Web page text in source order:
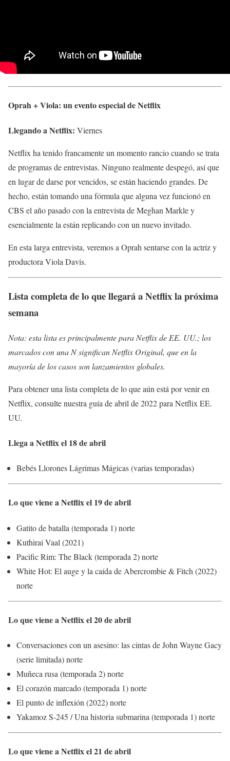
Oprah + Viola: un evento especial de Netflix
Llegando a Netflix: Viernes
Netflix ha tenido francamente un momento rancio cuando se trata
de programas de entrevistas. Ninguno realmente despegó, así que
en lugar de darse por vencidos, se están haciendo grandes. De
hecho, están tomando una fórmula que alguna vez funcionó en
CBS el año pasado con la entrevista de Meghan Markle y
esencialmente la están replicando con un nuevo invitado.
En esta larga entrevista, veremos a Oprah sentarse con la actriz y
productora Viola Davis.
Lista completa de lo que llegará a Netflix la próxima
semana
Nota: esta lista es principalmente para Netflix de EE. UU.; los
marcados con una N significan Netflix Original, que en la
mayoría de los casos son lanzamientos globales.
Para obtener una lista completa de lo que aún está por venir en
Netflix, consulte nuestra guía de abril de 2022 para Netflix EE.
UU.
Llega a Netflix el 18 de abril
Bebés Llorones Lágrimas Mágicas (varias temporadas)
Lo que viene a Netflix el 19 de abril
Gatito de batalla (temporada 1) norte
Kuthirai Vaal (2021)
Pacific Rim: The Black (temporada 2) norte
White Hot: El auge y la caída de Abercrombie & Fitch (2022)
norte
Lo que viene a Netflix el 20 de abril
Conversaciones con un asesino: las cintas de John Wayne Gacy
(serie limitada) norte
Muñeca rusa (temporada 2) norte
El corazón marcado (temporada 1) norte
El punto de inflexión (2022) norte
Yakamoz S-245 / Una historia submarina (temporada 1) norte
Lo que viene a Netflix el 21 de abril